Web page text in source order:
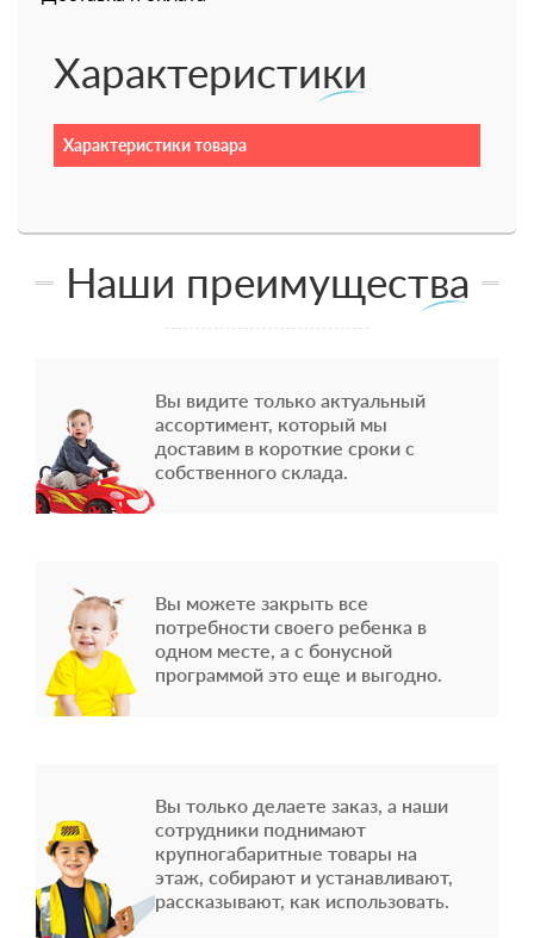
Характеристики
Характеристики товара
Наши преимущества
Вы видите только актуальный
ассортимент, который мы
доставим в короткие сроки с
собственного склада.
Вы можете закрыть все
потребности своего ребенка в
одном месте, а с бонусной
программой это еще и выгодно.
Вы только делаете заказ, а наши
сотрудники поднимают
крупногабаритные товары на
этаж, собирают и устанавливают,
рассказывают, как использовать.